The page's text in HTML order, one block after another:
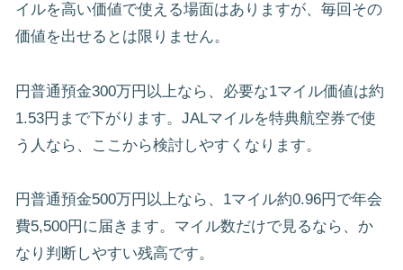
イルを高い価値で使える場面はありますが、毎回その
価値を出せるとは限りません。
円普通預金300万円以上なら、必要な1マイル価値は約
1.53円まで下がります。JALマイルを特典航空券で使
う人なら、ここから検討しやすくなります。
円普通預金500万円以上なら、1マイル約0.96円で年会
費5,500円に届きます。マイル数だけで見るなら、か
なり判断しやすい残高です。